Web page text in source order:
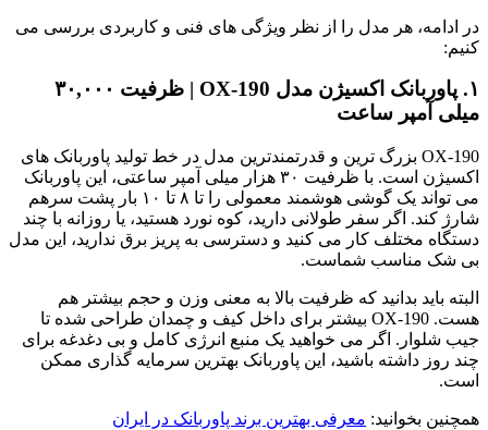
در ادامه، هر مدل را از نظر ویژگی های فنی و کاربردی بررسی می
کنیم:
۱. پاوربانک اکسیژن مدل OX-190 | ظرفیت ۳۰,۰۰۰
میلی آمپر ساعت
OX-190 بزرگ ترین و قدرتمندترین مدل در خط تولید پاوربانک های
اکسیژن است. با ظرفیت ۳۰ هزار میلی آمپر ساعتی، این پاوربانک
می تواند یک گوشی هوشمند معمولی را تا ۸ تا ۱۰ بار پشت سرهم
شارژ کند. اگر سفر طولانی دارید، کوه نورد هستید، یا روزانه با چند
دستگاه مختلف کار می کنید و دسترسی به پریز برق ندارید، این مدل
بی شک مناسب شماست.
البته باید بدانید که ظرفیت بالا به معنی وزن و حجم بیشتر هم
هست. OX-190 بیشتر برای داخل کیف و چمدان طراحی شده تا
جیب شلوار. اگر می خواهید یک منبع انرژی کامل و بی دغدغه برای
چند روز داشته باشید، این پاوربانک بهترین سرمایه گذاری ممکن
است.
همچنین بخوانید: معرفی بهترین برند پاوربانک در ایران